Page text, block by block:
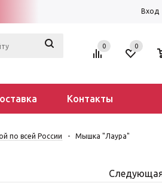
Вход
0 0
Контакты
по всей России - Мышка "Лаура"